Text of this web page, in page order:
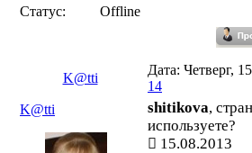
Статус:
Offline
K@tti
Дата: Четверг,
14
K@tti
shitikova,
используете?
15.08.2013